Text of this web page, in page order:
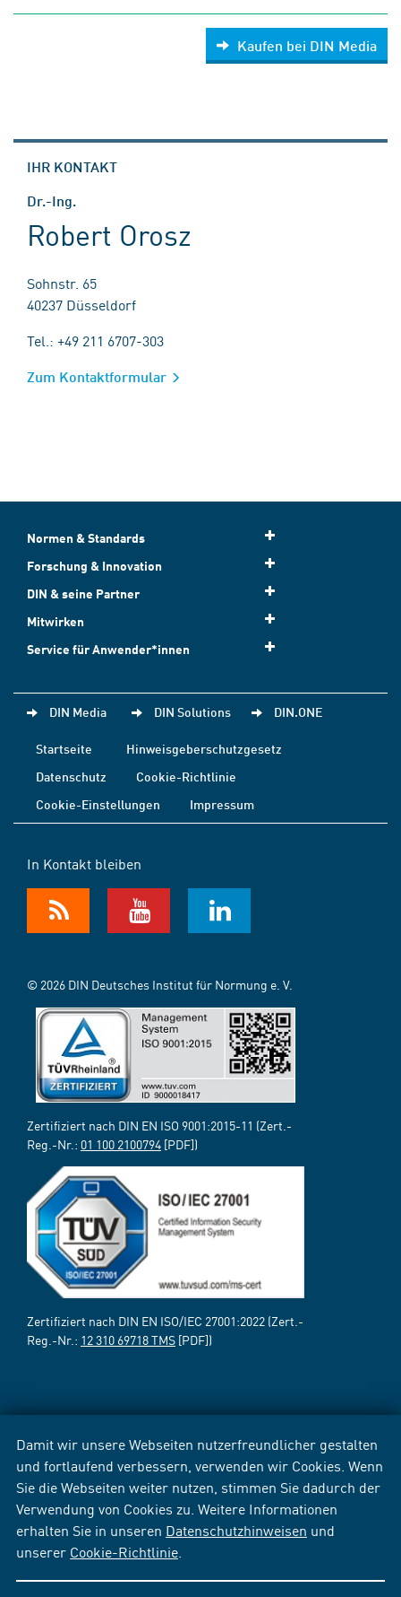
Damit wir unsere Webseiten nutzerfreundlicher gestalten
und fortlaufend verbessern, verwenden wir Cookies. Wenn
Sie die Webseiten weiter nutzen, stimmen Sie dadurch der
Verwendung von Cookies zu. Weitere Informationen
erhalten Sie in unseren Datenschutzhinweisen und
unserer Cookie-Richtlinie
Kaufen bei DIN Media
IHR KONTAKT
Dr.-Ing.
Robert Orosz
Sohnstr. 65
40237 Düsseldorf
Tel.: +49 211 6707-303
Zum Kontaktformular
Normen & Standards
Forschung & Innovation
DIN & seine Partner
Mitwirken
Service für Anwender*innen
DIN Media DIN Solutions DIN.ONE
Startseite
Hinweisgeberschutzgesetz
Datenschutz
Cookie-Richtlinie
Cookie-Einstellungen
Impressum
In Kontakt bleiben
© 2026 DIN Deutsches Institut für Normung e. V.
Zertifiziert nach DIN EN ISO 9001:2015-11 (Zert.-
Reg.-Nr.: 01 100 2100794 [PDF])
Zertifiziert nach DIN EN ISO/IEC 27001:2022 (Zert.-
Reg.-Nr.: 12 310 69718 TMS [PDF])